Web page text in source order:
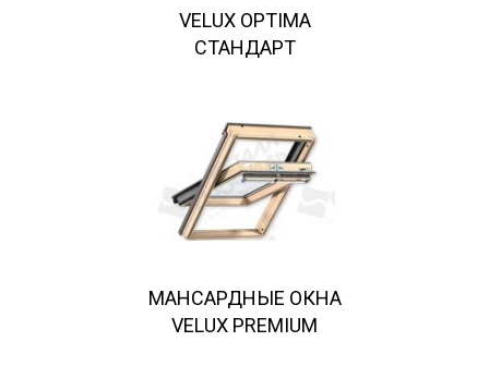
VELUX OPTIMA
СТАНДАРТ
МАНСАРДНЫЕ ОКНА
VELUX PREMIUM